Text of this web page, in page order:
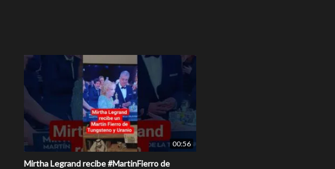
00:56
Mirtha Legrand recibe #MartinFierro de